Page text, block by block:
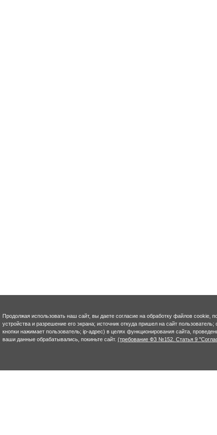
Продолжая использовать наш сайт, вы даете согласие на обработку файлов cookie,
устройства и разрешение его экрана; источник откуда пришел на сайт
кнопки нажимает пользователь; ip-адрес) в целях функционирования сайта,
ваши данные обрабатывались, покиньте сайт. (требование ФЗ №152. Статья 9